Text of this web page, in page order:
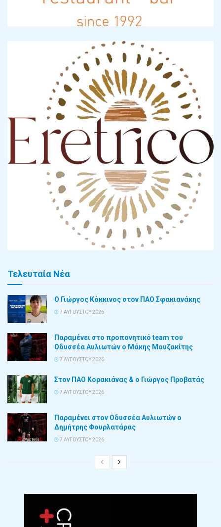
Τελευταία Νέα
Ο Γιώργος Κόκκινος στον ΠΑΟ Σφακιανάκης
7 ΑΥΓΟΎΣΤΟΥ 2026
Παραμένει στο προπονητικό team του
Οδυσσέα Αυλιωτών ο Μάκης Μουζακίτης
7 ΑΥΓΟΎΣΤΟΥ 2026
Στον ΠΑΟ Κορακιάνας & ο Γιώργος Προβατάς
7 ΑΥΓΟΎΣΤΟΥ 2026
Παραμένει στον Οδυσσέα Αυλιωτών ο
Δημήτρης Φουρλατάρας
7 ΑΥΓΟΎΣΤΟΥ 2026